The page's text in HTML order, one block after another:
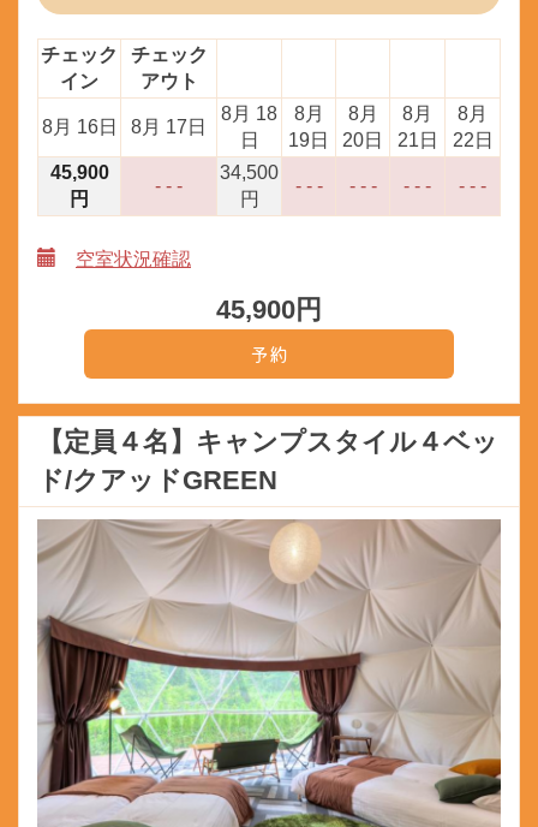
チェック
イン
チェック
アウト
8月 16日 8月 17日
8月 18
日
8月
19日
8月
20日
8月
21日
8月
22日
45,900
円
- - -
34,500
円
- - - - - - - - - - - -
空室状況確認
45,900円
【定員４名】キャンプスタイル４ベッ
ド/クアッドGREEN